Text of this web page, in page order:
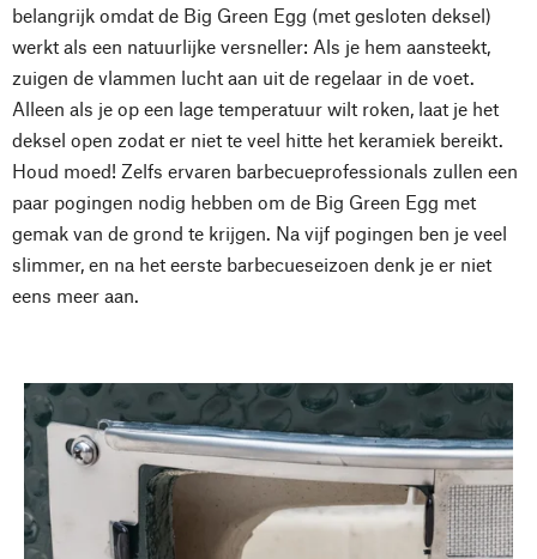
belangrijk omdat de Big Green Egg (met gesloten deksel)
werkt als een natuurlijke versneller: Als je hem aansteekt,
zuigen de vlammen lucht aan uit de regelaar in de voet.
Alleen als je op een lage temperatuur wilt roken, laat je het
deksel open zodat er niet te veel hitte het keramiek bereikt.
Houd moed! Zelfs ervaren barbecueprofessionals zullen een
paar pogingen nodig hebben om de Big Green Egg met
gemak van de grond te krijgen. Na vijf pogingen ben je veel
slimmer, en na het eerste barbecueseizoen denk je er niet
eens meer aan.